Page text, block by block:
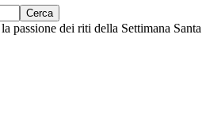
passione dei riti della Settimana Santa